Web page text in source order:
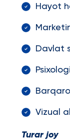
Hayot
Davlat
Vizual
Turar joy